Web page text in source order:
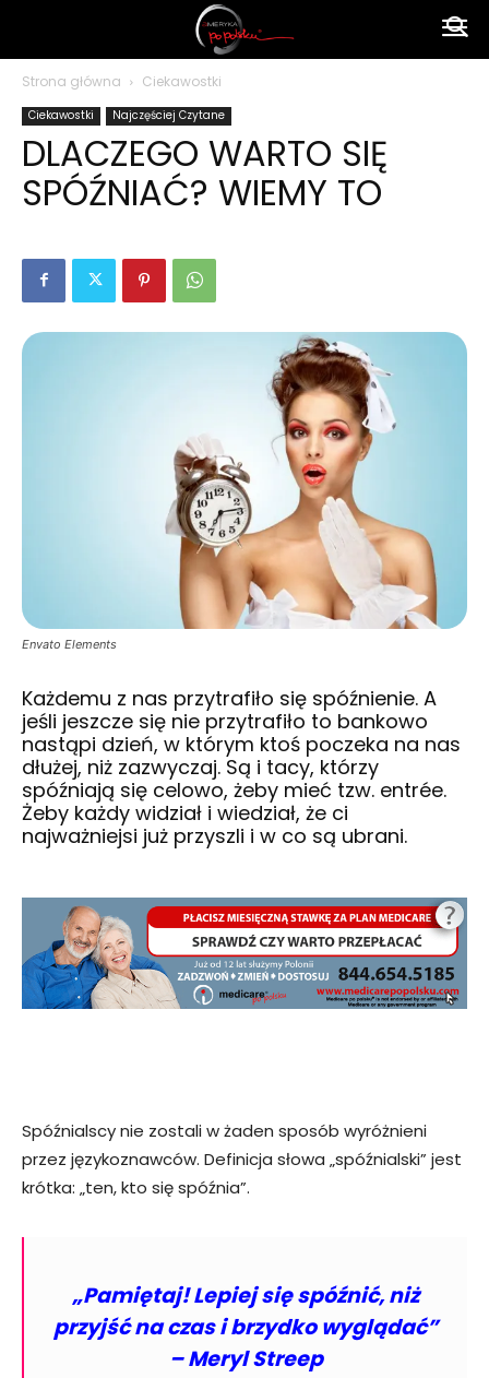
Strona główna Ciekawostki
Ciekawostki Najczęściej Czytane
DLACZEGO WARTO SIĘ
SPÓŹNIAĆ? WIEMY TO
Envato Elements
Każdemu z nas przytrafiło się spóźnienie. A
jeśli jeszcze się nie przytrafiło to bankowo
nastąpi dzień, w którym ktoś poczeka na nas
dłużej, niż zazwyczaj. Są i tacy, którzy
spóźniają się celowo, żeby mieć tzw. entrée.
Żeby każdy widział i wiedział, że ci
najważniejsi już przyszli i w co są ubrani.
Spóźnialscy nie zostali w żaden sposób wyróżnieni
przez językoznawców. Definicja słowa „spóźnialski” jest
krótka: „ten, kto się spóźnia”.
„Pamiętaj! Lepiej się spóźnić, niż
przyjść na czas i brzydko wyglądać”
– Meryl Streep